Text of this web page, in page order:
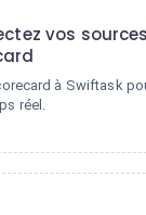
vos sources
à Swiftask
réel.